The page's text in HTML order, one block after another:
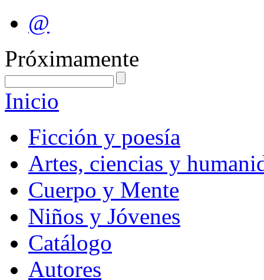
@
Próximamente
Inicio
Ficción y poesía
Artes, ciencias y
Cuerpo y Mente
Niños y Jóvenes
Catálogo
Autores